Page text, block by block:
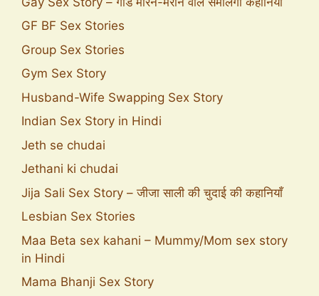
GF BF Sex Stories
Group Sex Stories
Gym Sex Story
Husband-Wife Swapping Sex Story
Indian Sex Story in Hindi
Jeth se chudai
Jethani ki chudai
Jija Sali Sex Story – जीजा साली की चुदाई की कहानियाँ
Lesbian Sex Stories
Maa Beta sex kahani – Mummy/Mom sex story
in Hindi
Mama Bhanji Sex Story